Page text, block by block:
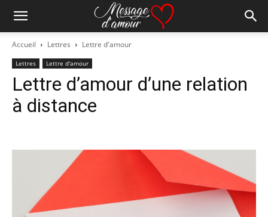
Accueil Lettres Lettre d'amour
Lettres Lettre d'amour
Lettre d’amour d’une relation
à distance